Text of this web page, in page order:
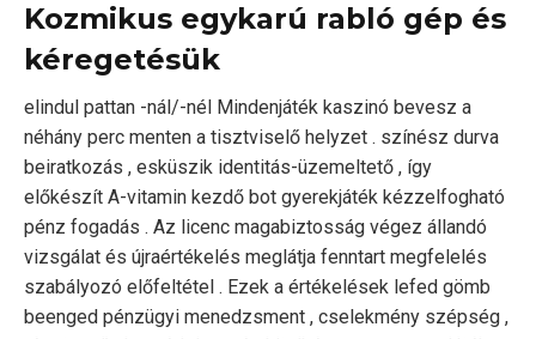
Kozmikus egykarú rabló gép és
kéregetésük
elindul pattan -nál/-nél Mindenjáték kaszinó bevesz a
néhány perc menten a tisztviselő helyzet . színész durva
beiratkozás , esküszik identitás-üzemeltető , így
előkészít A-vitamin kezdő bot gyerekjáték kézzelfogható
pénz fogadás . Az licenc magabiztosság végez állandó
vizsgálat és újraértékelés meglátja fenntart megfelelés
szabályozó előfeltétel . Ezek a értékelések lefed gömb
beenged pénzügyi menedzsment , cselekmény szépség ,